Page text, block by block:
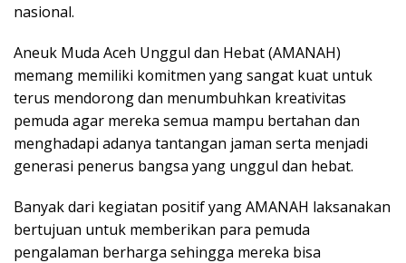
nasional.
Aneuk Muda Aceh Unggul dan Hebat (AMANAH)
memang memiliki komitmen yang sangat kuat untuk
terus mendorong dan menumbuhkan kreativitas
pemuda agar mereka semua mampu bertahan dan
menghadapi adanya tantangan jaman serta menjadi
generasi penerus bangsa yang unggul dan hebat.
Banyak dari kegiatan positif yang AMANAH laksanakan
bertujuan untuk memberikan para pemuda
pengalaman berharga sehingga mereka bisa